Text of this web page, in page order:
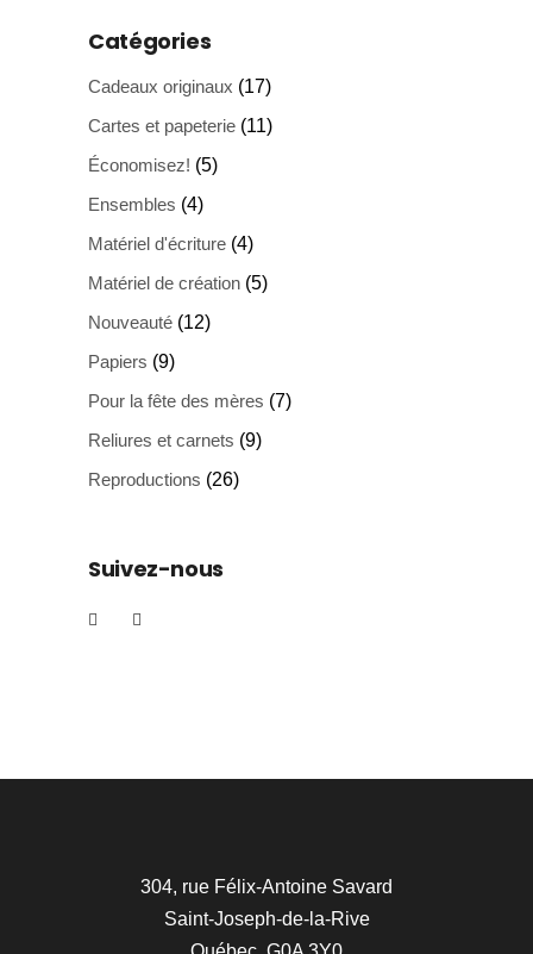
Catégories
Cadeaux originaux (17)
Cartes et papeterie (11)
Économisez! (5)
Ensembles (4)
Matériel d'écriture (4)
Matériel de création (5)
Nouveauté (12)
Papiers (9)
Pour la fête des mères (7)
Reliures et carnets (9)
Reproductions (26)
Suivez-nous
304, rue Félix-Antoine Savard
Saint-Joseph-de-la-Rive